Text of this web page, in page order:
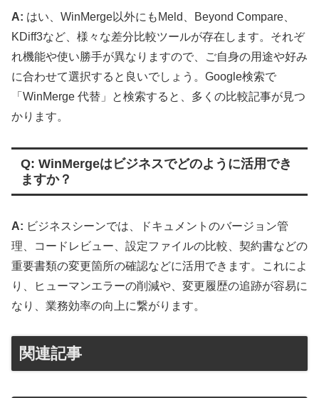
A: はい、WinMerge以外にもMeld、Beyond Compare、
KDiff3など、様々な差分比較ツールが存在します。それぞ
れ機能や使い勝手が異なりますので、ご自身の用途や好み
に合わせて選択すると良いでしょう。Google検索で
「WinMerge 代替」と検索すると、多くの比較記事が見つ
かります。
Q: WinMergeはビジネスでどのように活用でき
ますか？
A: ビジネスシーンでは、ドキュメントのバージョン管
理、コードレビュー、設定ファイルの比較、契約書などの
重要書類の変更箇所の確認などに活用できます。これによ
り、ヒューマンエラーの削減や、変更履歴の追跡が容易に
なり、業務効率の向上に繋がります。
関連記事